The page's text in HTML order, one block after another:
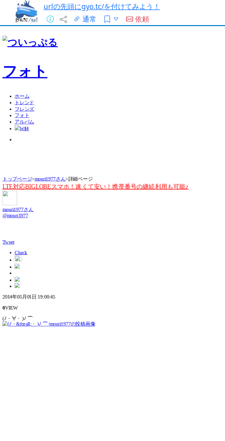
urlの先頭にgyo.tc/を付けてみよう！
通常
依頼